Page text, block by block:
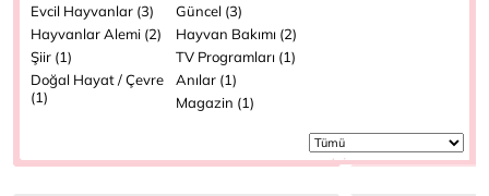
Evcil Hayvanlar (3)
Güncel (3)
Hayvanlar Alemi (2)
Hayvan Bakımı (2)
Şiir (1)
TV Programları (1)
Doğal Hayat / Çevre
(1)
Anılar (1)
Magazin (1)